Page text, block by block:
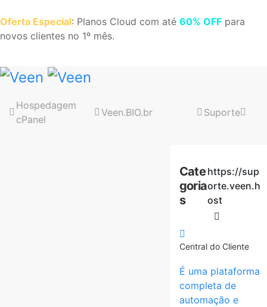
Oferta Especial: Planos Cloud com até 60% OFF para
novos clientes no 1º mês.
Hospedagem
cPanel
Veen.BIO.br Suporte
Cate
goria
s
https://sup
orte.veen.h
ost
Central do Cliente
É uma plataforma
completa de
automação e